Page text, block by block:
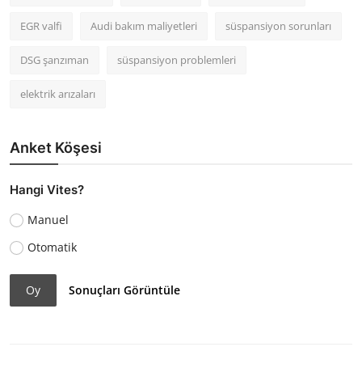
EGR valfi Audi bakım maliyetleri süspansiyon sorunları
DSG şanzıman süspansiyon problemleri
elektrik arızaları
Anket Köşesi
Hangi Vites?
Manuel
Otomatik
Oy Sonuçları Görüntüle